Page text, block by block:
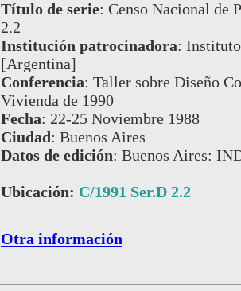
Título de serie: Censo Nacional de
2.2
Institución patrocinadora:
[Argentina]
Conferencia: Taller sobre Diseño
Vivienda de 1990
Fecha: 22-25 Noviembre 1988
Ciudad: Buenos Aires
Datos de edición: Buenos Aires:
Ubicación: C/1991 Ser.D 2.2
Otra información